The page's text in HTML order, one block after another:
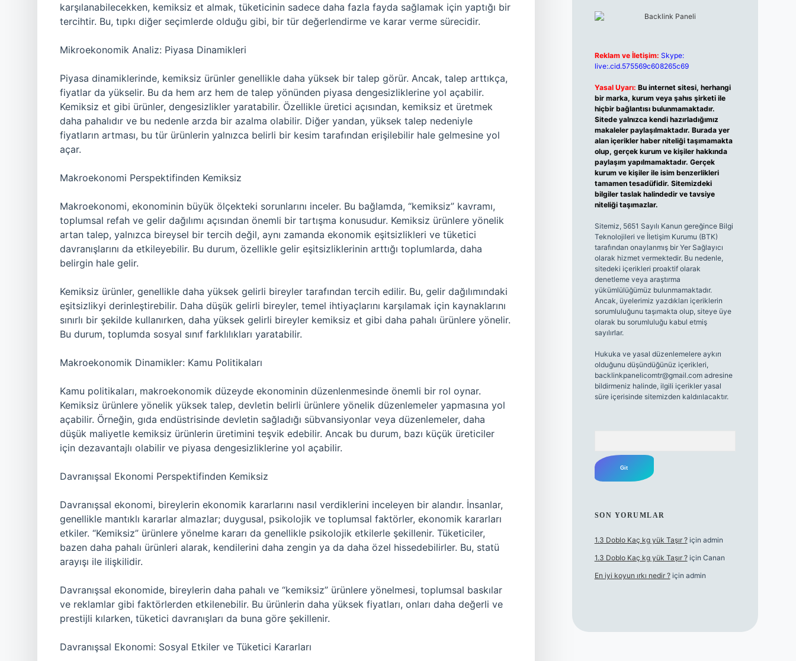
karşılanabilecekken, kemiksiz et almak, tüketicinin sadece daha fazla fayda sağlamak için yaptığı bir
tercihtir. Bu, tıpkı diğer seçimlerde olduğu gibi, bir tür değerlendirme ve karar verme sürecidir.
Mikroekonomik Analiz: Piyasa Dinamikleri
Piyasa dinamiklerinde, kemiksiz ürünler genellikle daha yüksek bir talep görür. Ancak, talep arttıkça,
fiyatlar da yükselir. Bu da hem arz hem de talep yönünden piyasa dengesizliklerine yol açabilir.
Kemiksiz et gibi ürünler, dengesizlikler yaratabilir. Özellikle üretici açısından, kemiksiz et üretmek
daha pahalıdır ve bu nedenle arzda bir azalma olabilir. Diğer yandan, yüksek talep nedeniyle
fiyatların artması, bu tür ürünlerin yalnızca belirli bir kesim tarafından erişilebilir hale gelmesine yol
açar.
Makroekonomi Perspektifinden Kemiksiz
Makroekonomi, ekonominin büyük ölçekteki sorunlarını inceler. Bu bağlamda, “kemiksiz” kavramı,
toplumsal refah ve gelir dağılımı açısından önemli bir tartışma konusudur. Kemiksiz ürünlere yönelik
artan talep, yalnızca bireysel bir tercih değil, aynı zamanda ekonomik eşitsizlikleri ve tüketici
davranışlarını da etkileyebilir. Bu durum, özellikle gelir eşitsizliklerinin arttığı toplumlarda, daha
belirgin hale gelir.
Kemiksiz ürünler, genellikle daha yüksek gelirli bireyler tarafından tercih edilir. Bu, gelir dağılımındaki
eşitsizlikyi derinleştirebilir. Daha düşük gelirli bireyler, temel ihtiyaçlarını karşılamak için kaynaklarını
sınırlı bir şekilde kullanırken, daha yüksek gelirli bireyler kemiksiz et gibi daha pahalı ürünlere yönelir.
Bu durum, toplumda sosyal sınıf farklılıkları yaratabilir.
Makroekonomik Dinamikler: Kamu Politikaları
Kamu politikaları, makroekonomik düzeyde ekonominin düzenlenmesinde önemli bir rol oynar.
Kemiksiz ürünlere yönelik yüksek talep, devletin belirli ürünlere yönelik düzenlemeler yapmasına yol
açabilir. Örneğin, gıda endüstrisinde devletin sağladığı sübvansiyonlar veya düzenlemeler, daha
düşük maliyetle kemiksiz ürünlerin üretimini teşvik edebilir. Ancak bu durum, bazı küçük üreticiler
için dezavantajlı olabilir ve piyasa dengesizliklerine yol açabilir.
Davranışsal Ekonomi Perspektifinden Kemiksiz
Davranışsal ekonomi, bireylerin ekonomik kararlarını nasıl verdiklerini inceleyen bir alandır. İnsanlar,
genellikle mantıklı kararlar almazlar; duygusal, psikolojik ve toplumsal faktörler, ekonomik kararları
etkiler. “Kemiksiz” ürünlere yönelme kararı da genellikle psikolojik etkilerle şekillenir. Tüketiciler,
bazen daha pahalı ürünleri alarak, kendilerini daha zengin ya da daha özel hissedebilirler. Bu, statü
arayışı ile ilişkilidir.
Davranışsal ekonomide, bireylerin daha pahalı ve “kemiksiz” ürünlere yönelmesi, toplumsal baskılar
ve reklamlar gibi faktörlerden etkilenebilir. Bu ürünlerin daha yüksek fiyatları, onları daha değerli ve
prestijli kılarken, tüketici davranışları da buna göre şekillenir.
Davranışsal Ekonomi: Sosyal Etkiler ve Tüketici Kararları
Reklam ve İletişim: Skype:
live:.cid.575569c608265c69
Yasal Uyarı: Bu internet sitesi, herhangi
bir marka, kurum veya şahıs şirketi ile
hiçbir bağlantısı bulunmamaktadır.
Sitede yalnızca kendi hazırladığımız
makaleler paylaşılmaktadır. Burada yer
alan içerikler haber niteliği taşımamakta
olup, gerçek kurum ve kişiler hakkında
paylaşım yapılmamaktadır. Gerçek
kurum ve kişiler ile isim benzerlikleri
tamamen tesadüfidir. Sitemizdeki
bilgiler taslak halindedir ve tavsiye
niteliği taşımazlar.
Sitemiz, 5651 Sayılı Kanun gereğince Bilgi
Teknolojileri ve İletişim Kurumu (BTK)
tarafından onaylanmış bir Yer Sağlayıcı
olarak hizmet vermektedir. Bu nedenle,
sitedeki içerikleri proaktif olarak
denetleme veya araştırma
yükümlülüğümüz bulunmamaktadır.
Ancak, üyelerimiz yazdıkları içeriklerin
sorumluluğunu taşımakta olup, siteye üye
olarak bu sorumluluğu kabul etmiş
sayılırlar.
Hukuka ve yasal düzenlemelere aykırı
olduğunu düşündüğünüz içerikleri,
backlinkpanelicomtr@gmail.comadresine
bildirmeniz halinde, ilgili içerikler yasal
süre içerisinde sitemizden kaldırılacaktır.
SON YORUMLAR
1.3 Doblo Kaç kg yük Taşır ?için admin
1.3 Doblo Kaç kg yük Taşır ?için Canan
En iyi koyun ırkı nedir ?için admin